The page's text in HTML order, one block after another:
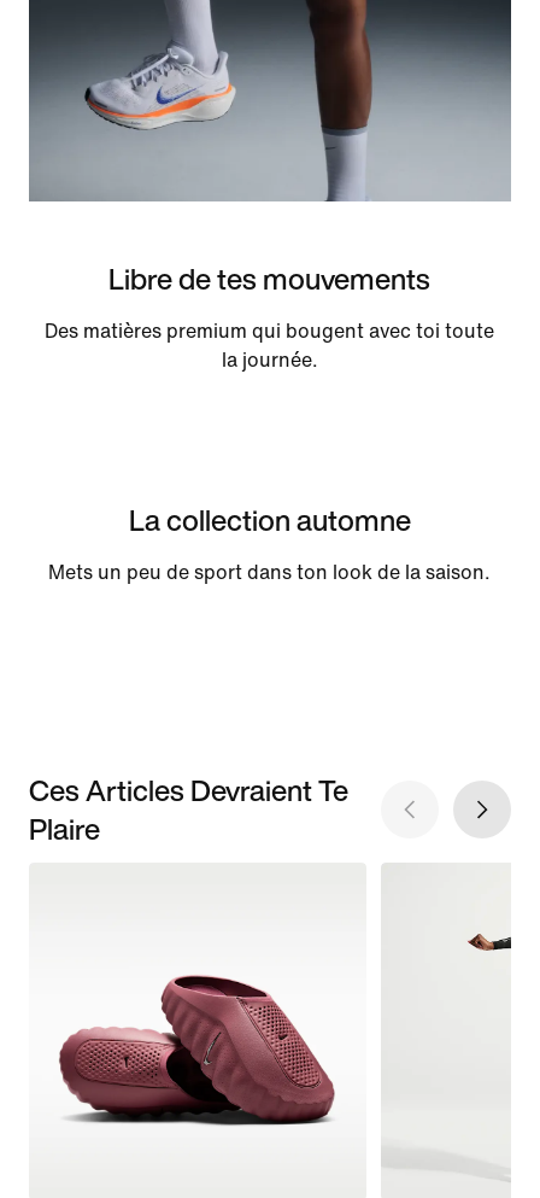
Libre de tes mouvements
Des matières premium qui bougent avec toi toute
la journée.
La collection automne
Mets un peu de sport dans ton look de la saison.
Ces Articles Devraient Te
Plaire